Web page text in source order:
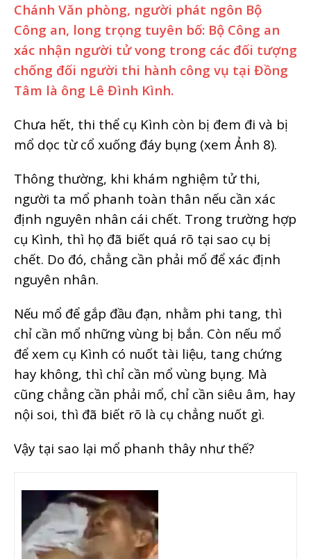
Chánh Văn phòng, người phát ngôn Bộ
Công an, long trọng tuyên bố: Bộ Công an
xác nhận người tử vong trong các đối tượng
chống đối người thi hành công vụ tại Đồng
Tâm là ông Lê Đình Kình.
Chưa hết, thi thể cụ Kình còn bị đem đi và bị
mổ dọc từ cổ xuống đáy bụng (xem Ảnh 8).
Thông thường, khi khám nghiệm tử thi,
người ta mổ phanh toàn thân nếu cần xác
định nguyên nhân cái chết. Trong trường hợp
cụ Kình, thì họ đã biết quá rõ tại sao cụ bị
chết. Do đó, chẳng cần phải mổ để xác định
nguyên nhân.
Nếu mổ để gắp đầu đạn, nhằm phi tang, thì
chỉ cần mổ những vùng bị bắn. Còn nếu mổ
để xem cụ Kình có nuốt tài liệu, tang chứng
hay không, thì chỉ cần mổ vùng bụng. Mà
cũng chẳng cần phải mổ, chỉ cần siêu âm, hay
nội soi, thì đã biết rõ là cụ chẳng nuốt gì.
Vậy tại sao lại mổ phanh thây như thế?